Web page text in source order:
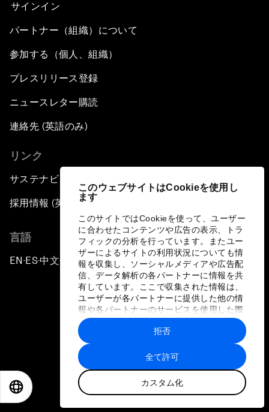
このウェブサイトはCookieを使用し
ます
このサイトではCookieを使って、ユーザー
に合わせたコンテンツや広告の表示、トラ
フィックの分析を行っています。またユー
ザーによるサイトの利用状況についても情
報を収集し、ソーシャルメディアや広告配
信、データ解析の各パートナーに情報を共
有しています。ここで収集された情報は、
ユーザーが各パートナーに提供した他の情
報や各パートナーのサービスを使用した際
に収集された情報と組み合わされ、各パー
トナーによって使用されることがありま
す。
全て許可
カスタム化
拒否
サインイン
パートナー（組織）について
参加する（個人、組織）
プレスリリース登録
ニュースレター購読
連絡先 (英語のみ)
リンク
サステナビリティへの取り組み
採用情報 (英語のみ)
言語
EN ▪ ES▪中文▪ 日本語
プライバシーポリシーと利用規約
サイトマップ
©
世界経済フォーラム